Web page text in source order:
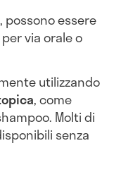
possono essere
via orale o
utilizzando
, come
Molti di
senza